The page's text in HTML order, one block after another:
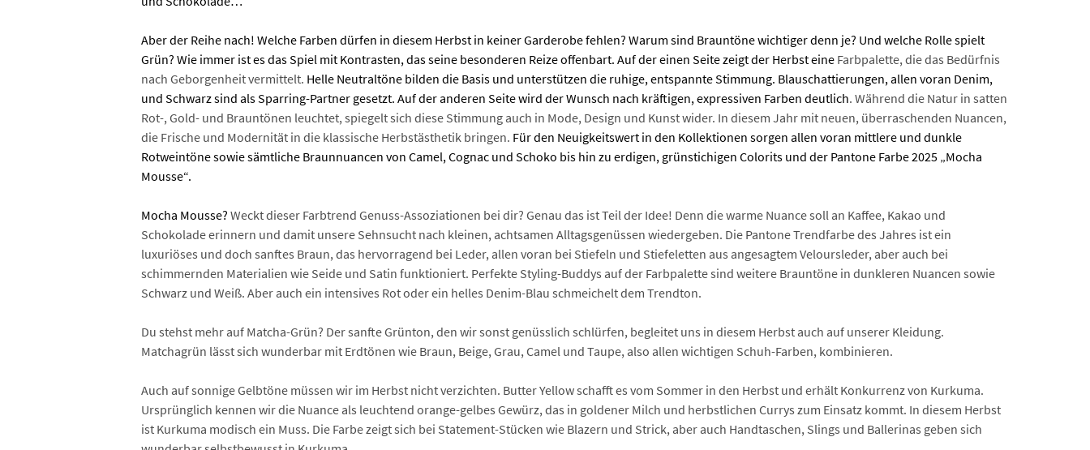
Aber der Reihe nach! Welche Farben dürfen in diesem Herbst in keiner Garderobe fehlen? Warum sind Brauntöne wichtiger denn je? Und welche Rolle spielt
Grün? Wie immer ist es das Spiel mit Kontrasten, das seine besonderen Reize offenbart. Auf der einen Seite zeigt der Herbst eine Farbpalette, die das Bedürfnis
nach Geborgenheit vermittelt. Helle Neutraltöne bilden die Basis und unterstützen die ruhige, entspannte Stimmung. Blauschattierungen, allen voran Denim,
und Schwarz sind als Sparring-Partner gesetzt. Auf der anderen Seite wird der Wunsch nach kräftigen, expressiven Farben deutlich. Während die Natur in satten
Rot-, Gold- und Brauntönen leuchtet, spiegelt sich diese Stimmung auch in Mode, Design und Kunst wider. In diesem Jahr mit neuen, überraschenden Nuancen,
die Frische und Modernität in die klassische Herbstästhetik bringen. Für den Neuigkeitswert in den Kollektionen sorgen allen voran mittlere und dunkle
Rotweintöne sowie sämtliche Braunnuancen von Camel, Cognac und Schoko bis hin zu erdigen, grünstichigen Colorits und der Pantone Farbe 2025 „Mocha
Mousse“.
Mocha Mousse? Weckt dieser Farbtrend Genuss-Assoziationen bei dir? Genau das ist Teil der Idee! Denn die warme Nuance soll an Kaffee, Kakao und
Schokolade erinnern und damit unsere Sehnsucht nach kleinen, achtsamen Alltagsgenüssen wiedergeben. Die Pantone Trendfarbe des Jahres ist ein
luxuriöses und doch sanftes Braun, das hervorragend bei Leder, allen voran bei Stiefeln und Stiefeletten aus angesagtem Veloursleder, aber auch bei
schimmernden Materialien wie Seide und Satin funktioniert. Perfekte Styling-Buddys auf der Farbpalette sind weitere Brauntöne in dunkleren Nuancen sowie
Schwarz und Weiß. Aber auch ein intensives Rot oder ein helles Denim-Blau schmeichelt dem Trendton.
Du stehst mehr auf Matcha-Grün? Der sanfte Grünton, den wir sonst genüsslich schlürfen, begleitet uns in diesem Herbst auch auf unserer Kleidung.
Matchagrün lässt sich wunderbar mit Erdtönen wie Braun, Beige, Grau, Camel und Taupe, also allen wichtigen Schuh-Farben, kombinieren.
Auch auf sonnige Gelbtöne müssen wir im Herbst nicht verzichten. Butter Yellow schafft es vom Sommer in den Herbst und erhält Konkurrenz von Kurkuma.
Ursprünglich kennen wir die Nuance als leuchtend orange-gelbes Gewürz, das in goldener Milch und herbstlichen Currys zum Einsatz kommt. In diesem Herbst
ist Kurkuma modisch ein Muss. Die Farbe zeigt sich bei Statement-Stücken wie Blazern und Strick, aber auch Handtaschen, Slings und Ballerinas geben sich